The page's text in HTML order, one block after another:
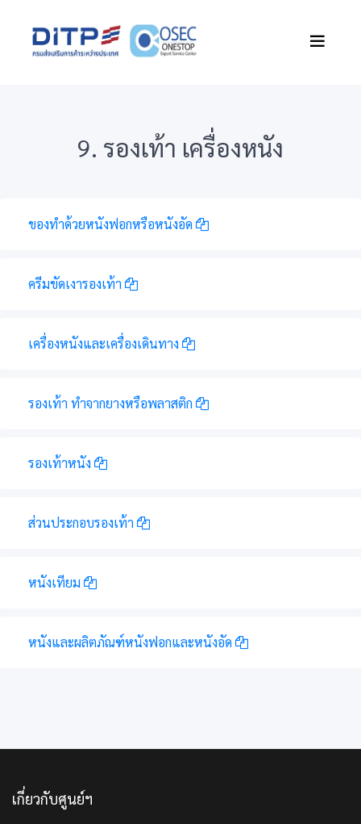
9. รองเท้า เครื่องหนัง
ของทำด้วยหนังฟอกหรือหนังอัด
ครีมขัดเงารองเท้า
เครื่องหนังและเครื่องเดินทาง
รองเท้า ทำจากยางหรือพลาสติก
รองเท้าหนัง
ส่วนประกอบรองเท้า
หนังเทียม
หนังและผลิตภัณฑ์หนังฟอกและหนังอัด
เกี่ยวกับศูนย์ฯ